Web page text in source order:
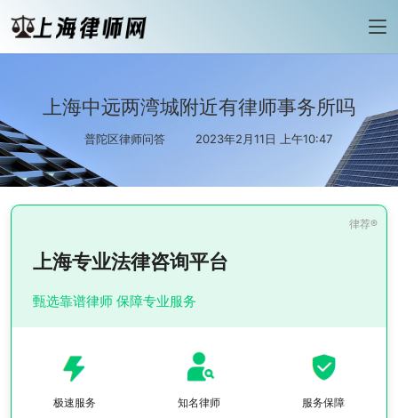
上海中远两湾城附近有律师事务所吗
普陀区律师问答 2023年2月11日 上午10:47
上海专业法律咨询平台
甄选靠谱律师 保障专业服务
极速服务 知名律师 服务保障